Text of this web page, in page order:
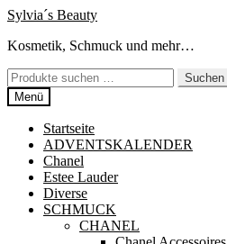
Zur
springen
Zum
springen
Sylvia´s Beauty
Kosmetik, Schmuck und mehr…
Suchen
nach:
Suchen
Menü
Startseite
ADVENTSKALENDER
Chanel
Estee Lauder
Diverse
SCHMUCK
CHANEL